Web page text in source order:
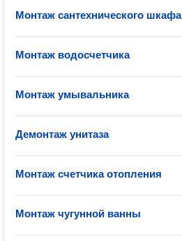
Монтаж сантехнического шкафа
Монтаж водосчетчика
Монтаж умывальника
Демонтаж унитаза
Монтаж счетчика отопления
Монтаж чугунной ванны